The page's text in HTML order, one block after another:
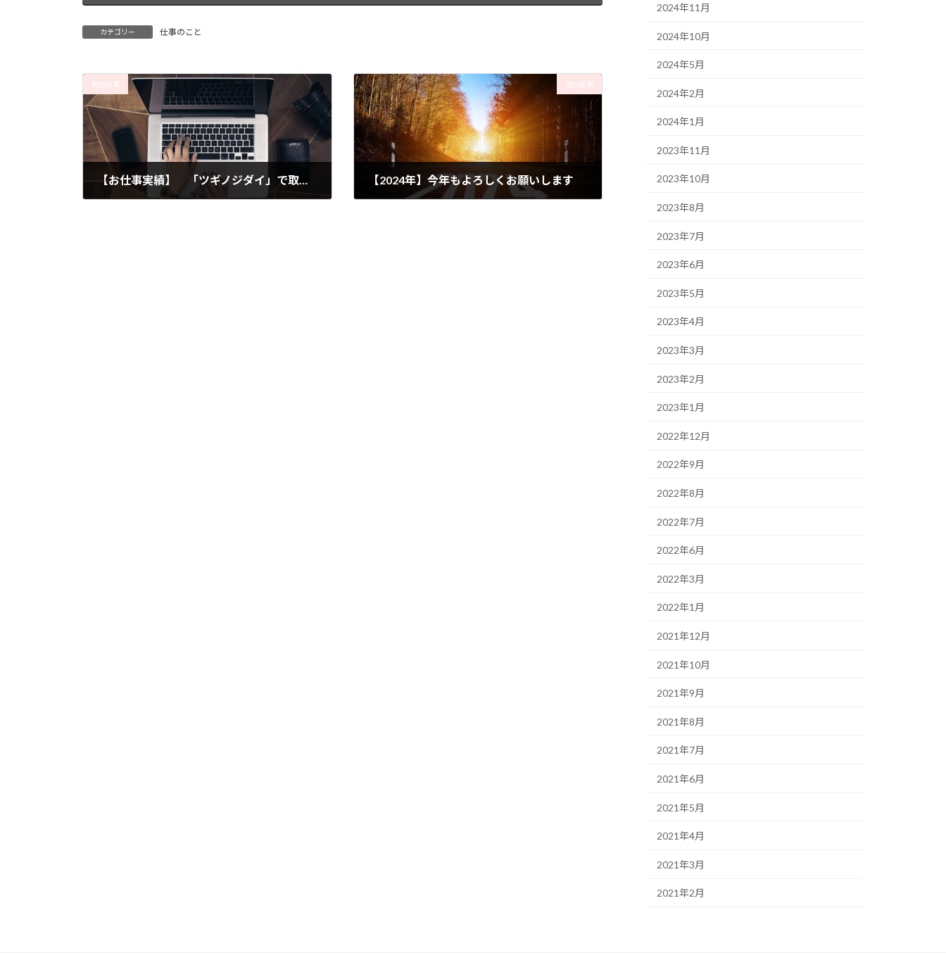
カテゴリー 仕事のこと
前の記事
【お仕事実績】 「ツギノジダイ」で取材・執筆しました
次の記事
【2024年】今年もよろしくお願いします
2024年11月
2024年10月
2024年5月
2024年2月
2024年1月
2023年11月
2023年10月
2023年8月
2023年7月
2023年6月
2023年5月
2023年4月
2023年3月
2023年2月
2023年1月
2022年12月
2022年9月
2022年8月
2022年7月
2022年6月
2022年3月
2022年1月
2021年12月
2021年10月
2021年9月
2021年8月
2021年7月
2021年6月
2021年5月
2021年4月
2021年3月
2021年2月